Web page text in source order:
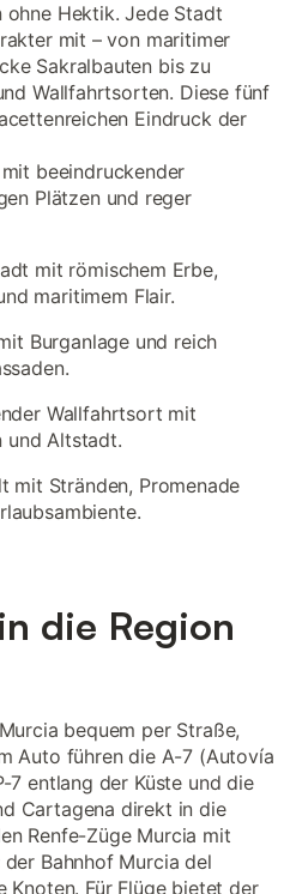
ohne Hektik. Jede Stadt
mit – von maritimer
Sakralbauten bis zu
Wallfahrtsorten. Diese fünf
Eindruck der
beeindruckender
Plätzen und reger
mit römischem Erbe,
maritimem Flair.
Burganlage und reich
Wallfahrtsort mit
und Altstadt.
mit Stränden, Promenade
die Region
bequem per Straße,
Auto führen die A-7 (Autovía
7 entlang der Küste und die
Cartagena direkt in die
Renfe-Züge Murcia mit
Bahnhof Murcia del
Knoten. Für Flüge bietet der